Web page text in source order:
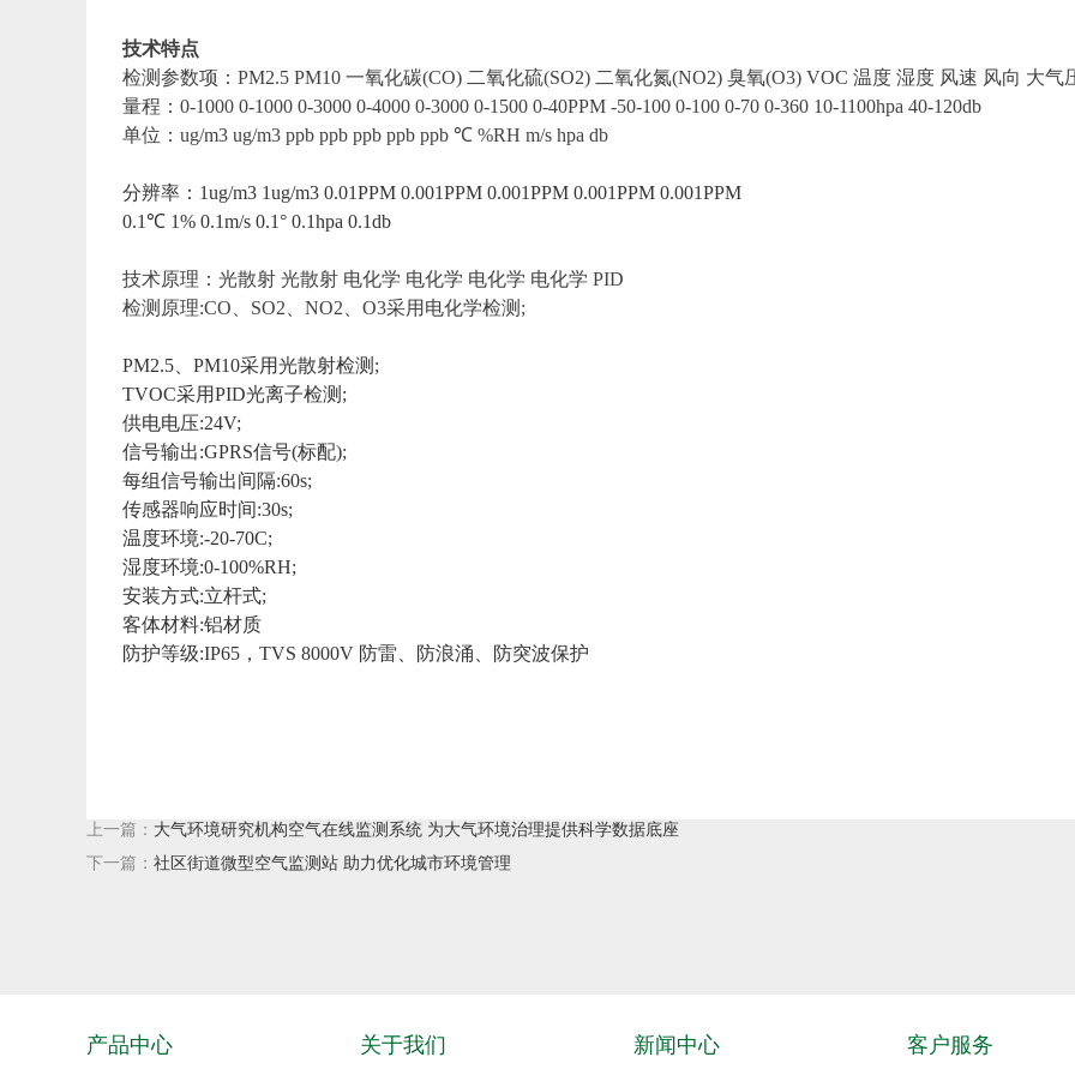
技术特点
检测参数项：PM2.5 PM10 一氧化碳(CO) 二氧化硫(SO2) 二氧化氮(NO2) 臭氧(O3) VOC 温度 湿度 风速 风向 大气
量程：0-1000 0-1000 0-3000 0-4000 0-3000 0-1500 0-40PPM -50-100 0-100 0-70 0-360 10-1100hpa 40-120db
单位：ug/m3 ug/m3 ppb ppb ppb ppb ppb ℃ %RH m/s hpa db
分辨率：1ug/m3 1ug/m3 0.01PPM 0.001PPM 0.001PPM 0.001PPM 0.001PPM
0.1℃ 1% 0.1m/s 0.1° 0.1hpa 0.1db
技术原理：光散射 光散射 电化学 电化学 电化学 电化学 PID
检测原理:CO、SO2、NO2、O3采用电化学检测;
PM2.5、PM10采用光散射检测;
TVOC采用PID光离子检测;
供电电压:24V;
信号输出:GPRS信号(标配);
每组信号输出间隔:60s;
传感器响应时间:30s;
温度环境:-20-70C;
湿度环境:0-100%RH;
安装方式:立杆式;
客体材料:铝材质
防护等级:IP65，TVS 8000V 防雷、防浪涌、防突波保护
上一篇： 大气环境研究机构空气在线监测系统 为大气环境治理提供科学数据底座
下一篇： 社区街道微型空气监测站 助力优化城市环境管理
产品中心 关于我们 新闻中心 客户服务